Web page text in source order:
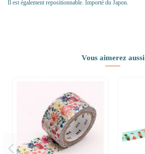
Il est également repositionnable. Importé du Japon.
Vous aimerez aussi